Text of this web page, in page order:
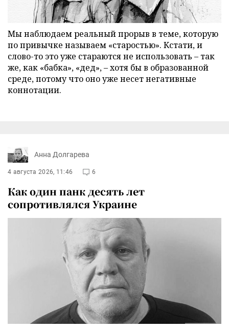
Мы наблюдаем реальный прорыв в теме, которую
по привычке называем «старостью». Кстати, и
слово-то это уже стараются не использовать – так
же, как «бабка», «дед», – хотя бы в образованной
среде, потому что оно уже несет негативные
коннотации.
Анна Долгарева
4 августа 2026, 11:46 6
Как один панк десять лет
сопротивлялся Украине